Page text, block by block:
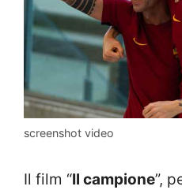
screenshot video
Il film “Il campione”,